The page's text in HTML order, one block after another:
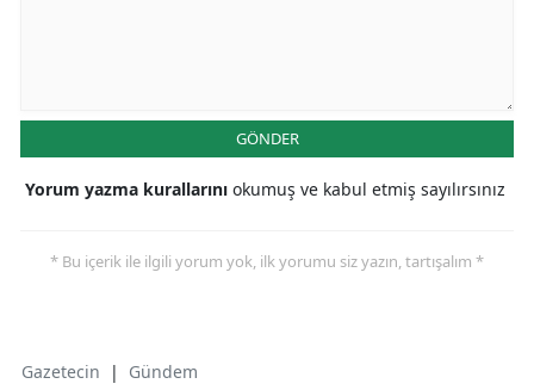
GÖNDER
Yorum yazma kurallarını okumuş ve kabul etmiş sayılırsınız
* Bu içerik ile ilgili yorum yok, ilk yorumu siz yazın, tartışalım *
Gazetecin | Gündem